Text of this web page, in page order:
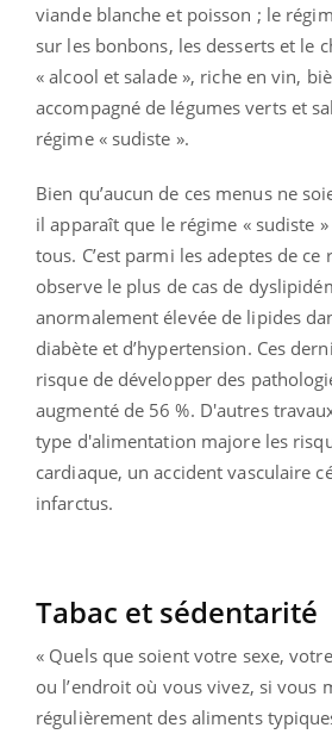
viande blanche et poisson ; le
sur les bonbons, les desserts et le
« alcool et salade », riche en vin,
accompagné de légumes verts et
régime « sudiste ».
Bien qu’aucun de ces menus ne
il apparaît que le régime « sudiste
tous. C’est parmi les adeptes de ce
observe le plus de cas de
anormalement élevée de lipides
diabète et d’hypertension. Ces
risque de développer des
augmenté de 56 %. D'autres
type d'alimentation majore les
cardiaque, un accident vasculaire
infarctus.
Tabac et sédentarité
« Quels que soient votre sexe,
ou l’endroit où vous vivez, si vous
régulièrement des aliments